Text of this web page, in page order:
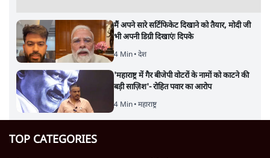
मैं अपने सारे सर्टिफिकेट दिखाने को तैयार, मोदी जी
भी अपनी डिग्री दिखाएंः दिपके
4 Min• देश
'महाराष्ट्र में गैर बीजेपी वोटरों के नामों को काटने की
बड़ी साज़िश'- रोहित पवार का आरोप
4 Min• महाराष्ट्र
TOP CATEGORIES